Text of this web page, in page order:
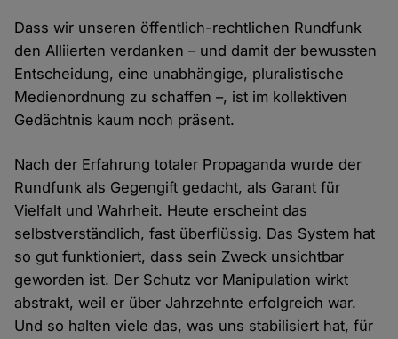
Dass wir unseren öffentlich-rechtlichen Rundfunk
den Alliierten verdanken – und damit der bewussten
Entscheidung, eine unabhängige, pluralistische
Medienordnung zu schaffen –, ist im kollektiven
Gedächtnis kaum noch präsent.
Nach der Erfahrung totaler Propaganda wurde der
Rundfunk als Gegengift gedacht, als Garant für
Vielfalt und Wahrheit. Heute erscheint das
selbstverständlich, fast überflüssig. Das System hat
so gut funktioniert, dass sein Zweck unsichtbar
geworden ist. Der Schutz vor Manipulation wirkt
abstrakt, weil er über Jahrzehnte erfolgreich war.
Und so halten viele das, was uns stabilisiert hat, für